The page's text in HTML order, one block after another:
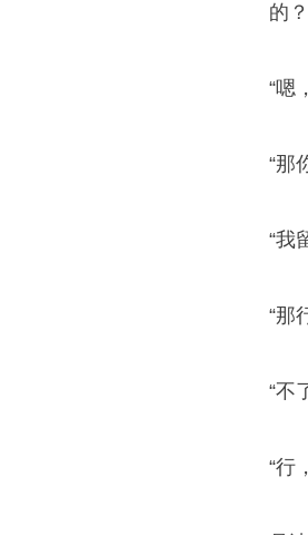
的
“嗯
“那
“我
“那
“不
“行